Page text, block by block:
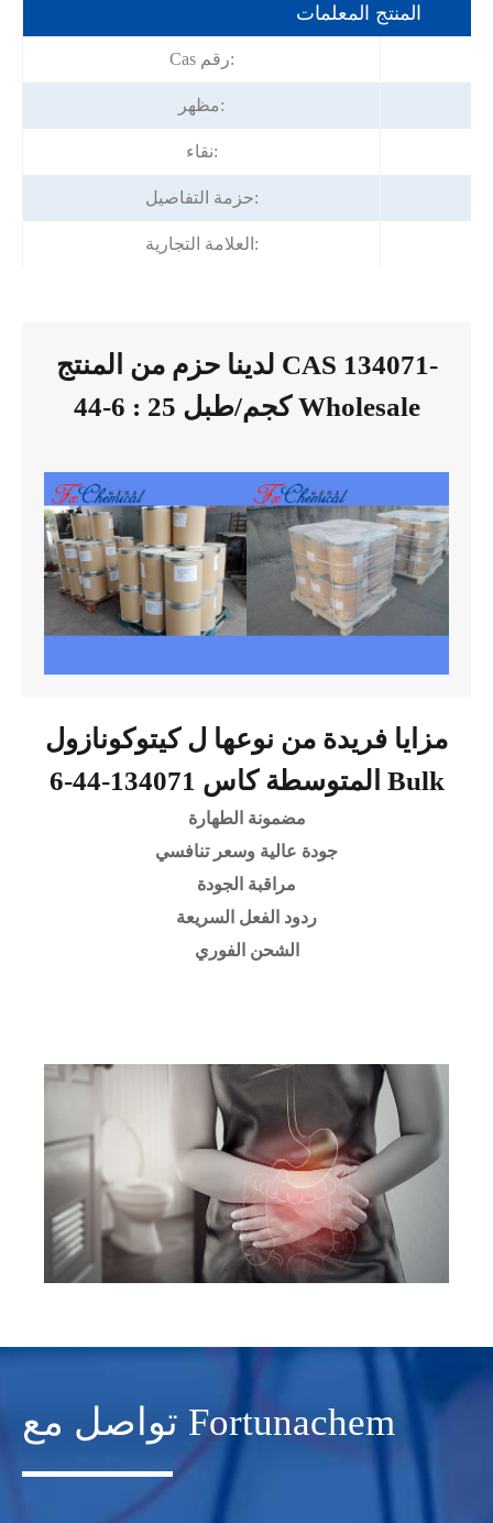
المنتج المعلمات
Cas رقم:
مظهر:
نقاء:
حزمة التفاصيل:
العلامة التجارية:
لدينا حزم من المنتج CAS 134071-
44-6 : 25 كجم/طبل Wholesale
مزايا فريدة من نوعها ل كيتوكونازول
المتوسطة كاس 134071-44-6 Bulk
مضمونة الطهارة
جودة عالية وسعر تنافسي
مراقبة الجودة
ردود الفعل السريعة
الشحن الفوري
تواصل مع Fortunachem